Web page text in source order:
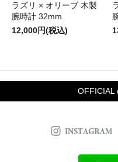
ラズリ × オリーブ 木製
腕時計 32mm
12,000円(税込)
OFFICIAL